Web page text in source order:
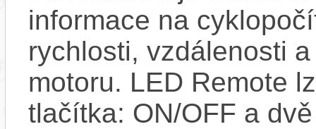
informace na
rychlosti, vzdálenosti
motoru. LED Remote
tlačítka: ON/OFF a